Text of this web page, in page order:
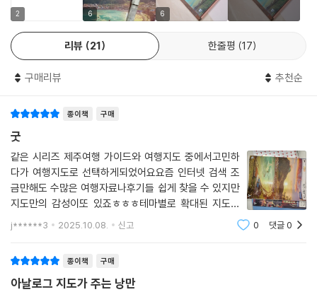
2 6 6
리뷰 21 한줄평 17
구매리뷰 추천순
종이책 구매
굿
같은 시리즈 제주여행 가이드와 여행지도 중에서고민하
다가 여행지도로 선택하게되었어요요즘 인터넷 검색 조
금만해도 수많은 여행자료나후기들 쉽게 찾을 수 있지만
지도만의 감성이또 있죠ㅎㅎㅎ테마별로 확대된 지도에
자세히 표기되어 있어이번 여행에 도움 많이 될듯해요
j******3 2025.10.08. 신고 0 댓글0
종이책 구매
아날로그 지도가 주는 낭만